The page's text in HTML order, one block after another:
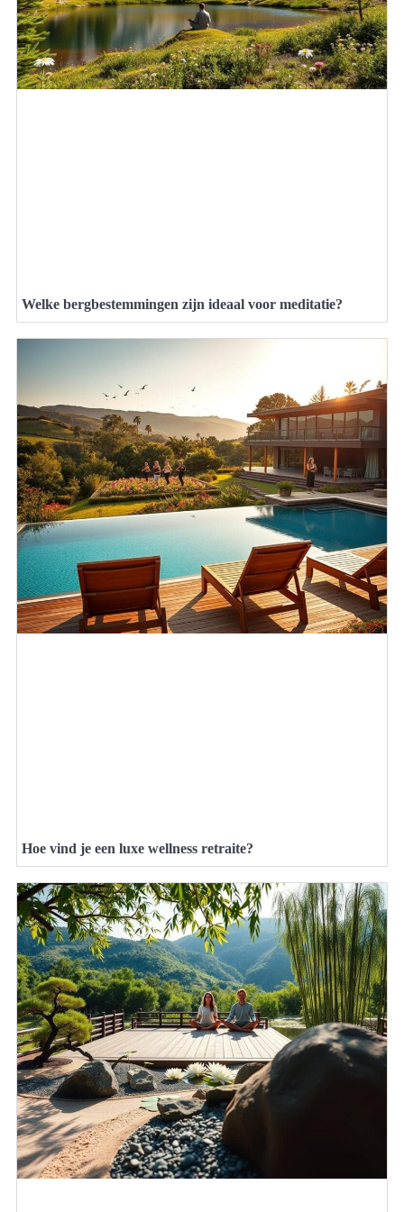
Welke bergbestemmingen zijn ideaal voor meditatie?
Hoe vind je een luxe wellness retraite?